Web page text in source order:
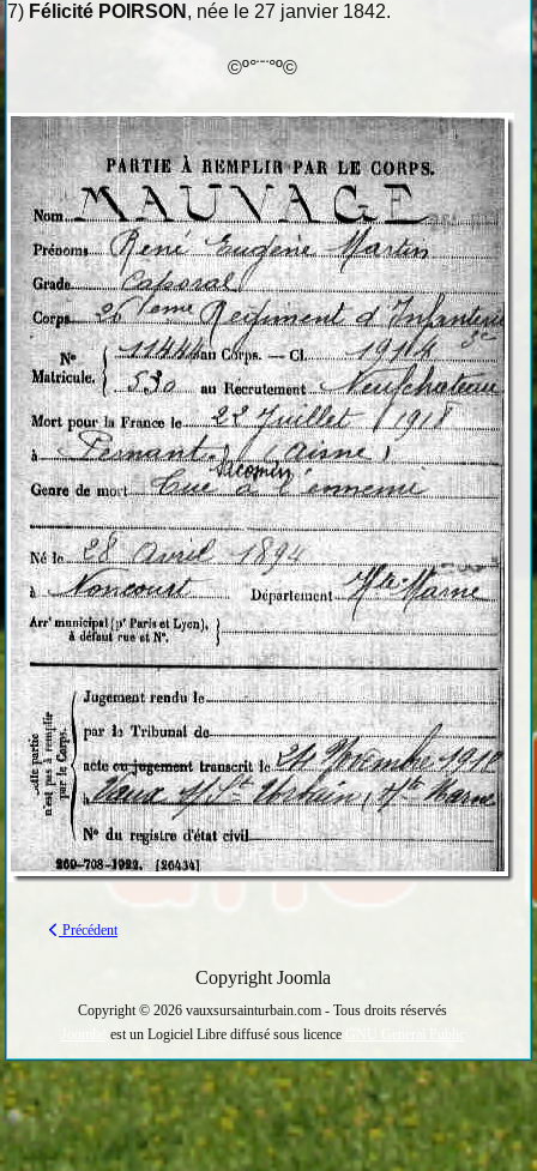
7) Félicité POIRSON , née le 27 janvier 1842.
©º°¨¨°º©
Précédent
Copyright Joomla
Copyright © 2026 vauxsursainturbain.com - Tous droits réservés
est un Logiciel Libre diffusé sous licence